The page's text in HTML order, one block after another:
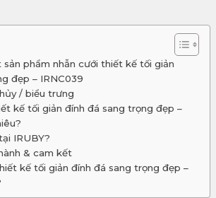
phẩm nhẫn cưới thiết kế tối giản
đẹp – IRNC039
/ biểu trưng
kế tối giản đính đá sang trọng đẹp –
IRUBY?
& cam kết
kế tối giản đính đá sang trọng đẹp –